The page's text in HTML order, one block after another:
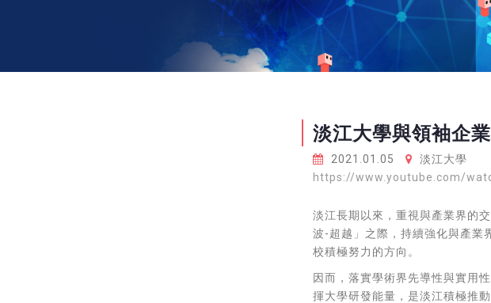
淡江大學與領袖企
2021.01.05
淡江大學
https://www.youtube.com/
淡江長期以來，重視與產業界的
波-超越」之際，持續強化與產業
校積極努力的方向。
因而，落實學術界先導性與實用
揮大學研發能量，是淡江積極推